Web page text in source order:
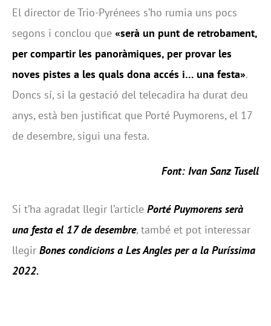
El director de Trio-Pyrénees s’ho rumia uns pocs
segons i conclou que «serà un punt de retrobament,
per compartir les panoràmiques, per provar les
noves pistes a les quals dona accés i… una festa».
Doncs sí, si la gestació del telecadira ha durat deu
anys, està ben justificat que Porté Puymorens, el 17
de desembre, sigui una festa.
Font: Ivan Sanz Tusell
Si t’ha agradat llegir l’article Porté Puymorens serà
una festa el 17 de desembre, també et pot interessar
llegir Bones condicions a Les Angles per a la Puríssima
2022.